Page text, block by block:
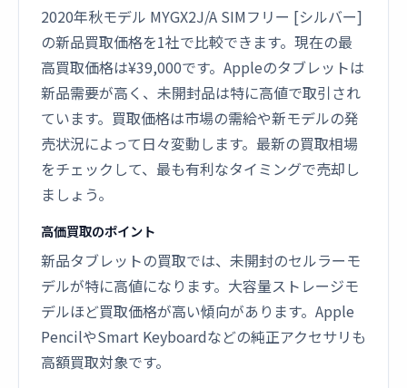
2020年秋モデル MYGX2J/A SIMフリー [シルバー]
の新品買取価格を1社で比較できます。現在の最
高買取価格は¥39,000です。Appleのタブレットは
新品需要が高く、未開封品は特に高値で取引され
ています。買取価格は市場の需給や新モデルの発
売状況によって日々変動します。最新の買取相場
をチェックして、最も有利なタイミングで売却し
ましょう。
高価買取のポイント
新品タブレットの買取では、未開封のセルラーモ
デルが特に高値になります。大容量ストレージモ
デルほど買取価格が高い傾向があります。Apple
PencilやSmart Keyboardなどの純正アクセサリも
高額買取対象です。